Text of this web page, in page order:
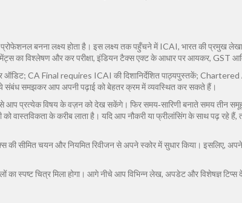
प्रोफेशनलबनना लक्ष्य होता है। इस लक्ष्य तक पहुँचने मेंICAI, भारत की प्रमुख
का विश्लेषणऔरकर परीक्षा, इंडियन टैक्स एक्ट के आधार पर आयकर, GST आदि
ऑडिट; CA Final requires ICAI की दिशानिर्देशित पाठ्यपुस्तकें;
समझकर आप अपनी पढ़ाई को बेहतर क्रम में व्यवस्थित कर सकते हैं।
विषय के वज़न को देख सकेंगे। फिर समय‑सारिणी बनाते समय तीन
के करीब लाता है। यदि आप नौकरी या फ्रीलांसिंग के साथ पढ़ रहे हैं,
सीमित चयन और नियमित रिवीजन से अपने स्कोर में सुधार किया। इसलिए, अपने
स्पष्ट चित्र मिला होगा। आगे नीचे आप विभिन्न लेख, अपडेट और विशेषज्ञ